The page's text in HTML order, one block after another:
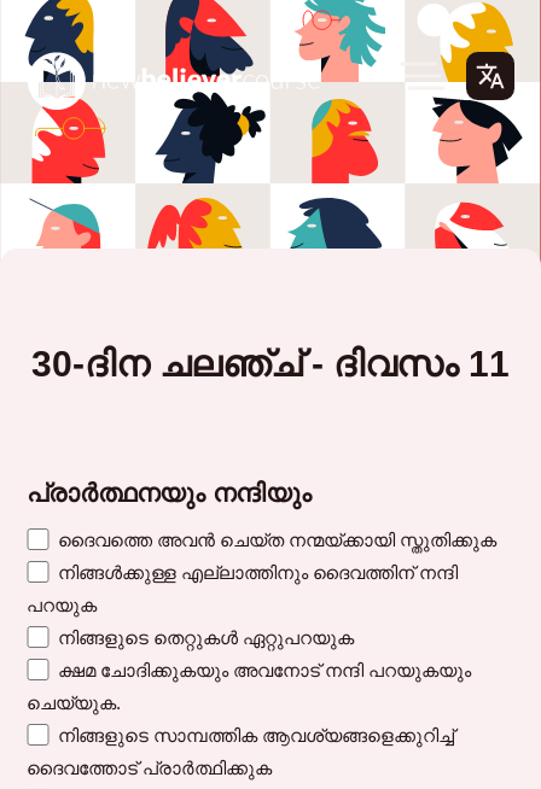
30-ദിന ചലഞ്ച് - ദിവസം 11
പ്രാർത്ഥനയും നന്ദിയും
ദൈവത്തെ അവൻ ചെയ്ത നന്മയ്ക്കായി സ്തുതിക്കുക
നിങ്ങൾക്കുള്ള എല്ലാത്തിനും ദൈവത്തിന് നന്ദി
പറയുക
നിങ്ങളുടെ തെറ്റുകൾ ഏറ്റുപറയുക
ക്ഷമ ചോദിക്കുകയും അവനോട് നന്ദി പറയുകയും
ചെയ്യുക.
നിങ്ങളുടെ സാമ്പത്തിക ആവശ്യങ്ങളെക്കുറിച്ച്
ദൈവത്തോട് പ്രാർത്ഥിക്കുക